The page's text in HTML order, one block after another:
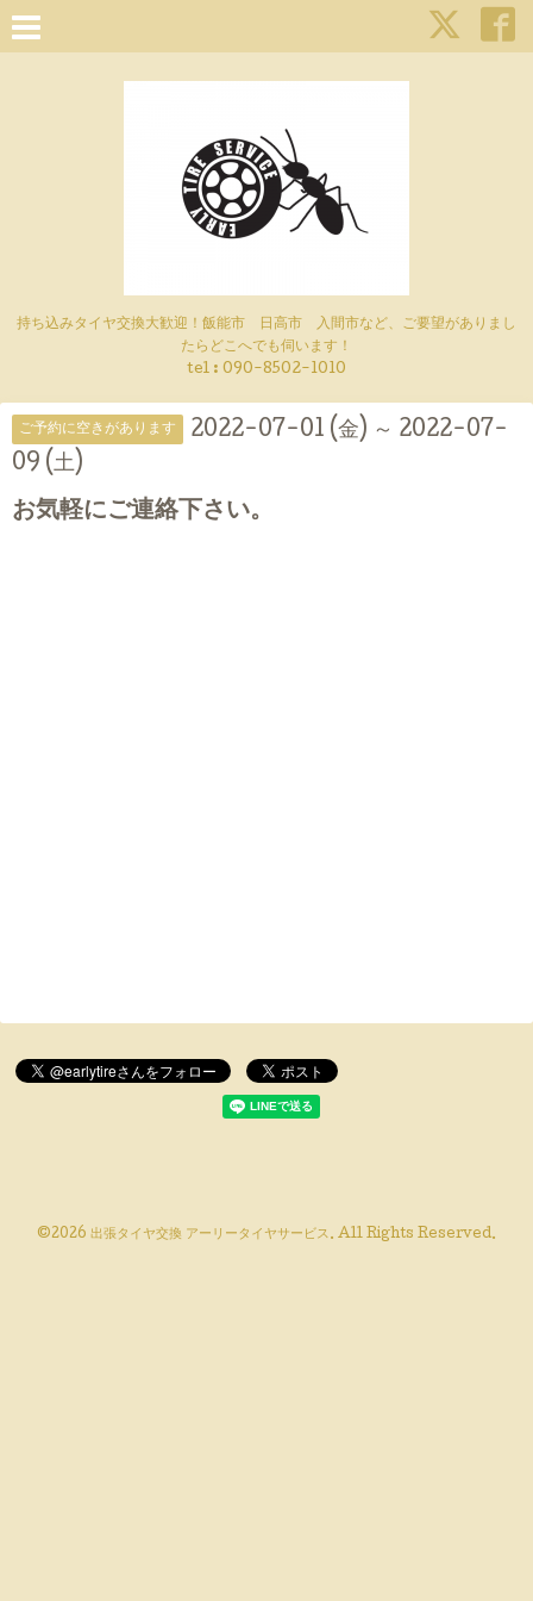
持ち込みタイヤ交換大歓迎！飯能市 日高市 入間市など、ご要望がありまし
たらどこへでも伺います！
tel : 090-8502-1010
ご予約に空きがあります
2022-07-01 (金) ～ 2022-07-
09 (土)
お気軽にご連絡下さい。
©2026 出張タイヤ交換 アーリータイヤサービス. All Rights Reserved.